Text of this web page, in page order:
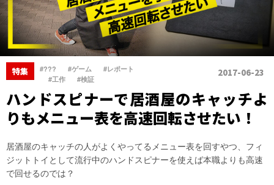
特集 #??? #ゲーム #レポート
#工作 #検証
2017-06-23
ハンドスピナーで居酒屋のキャッチよ
りもメニュー表を高速回転させたい！
居酒屋のキャッチの人がよくやってるメニュー表を回すやつ、フィ
ジットトイとして流行中のハンドスピナーを使えば本職よりも高速
で回せるのでは？